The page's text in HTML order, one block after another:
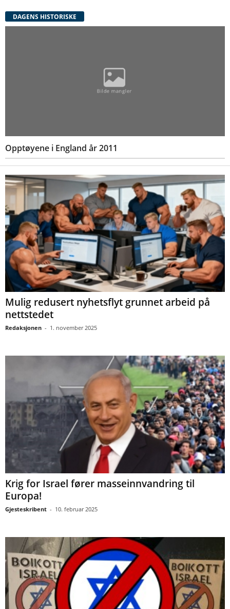
DAGENS HISTORISKE
Opptøyene i England år 2011
Mulig redusert nyhetsflyt grunnet arbeid på
nettstedet
Redaksjonen - 1. november 2025
Krig for Israel fører masseinnvandring til
Europa!
Gjesteskribent - 10. februar 2025